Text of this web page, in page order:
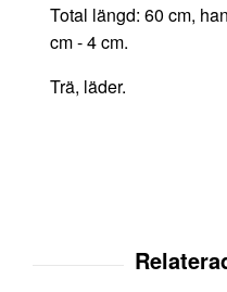
Total längd: 60 cm,
cm - 4 cm.
Trä, läder.